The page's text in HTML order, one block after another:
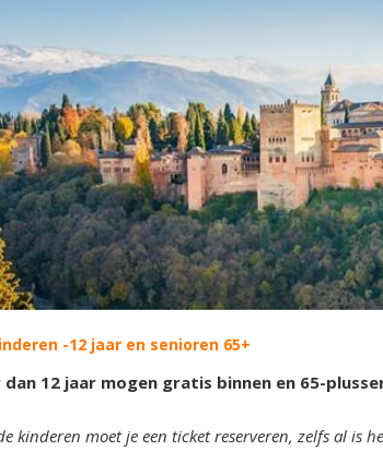
-12 jaar en senioren 65+
dan 12 jaar mogen gratis binnen en 65-
kinderen moet je een ticket reserveren, zelfs al is